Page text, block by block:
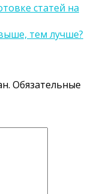
статей на
тем лучше?
Обязательные